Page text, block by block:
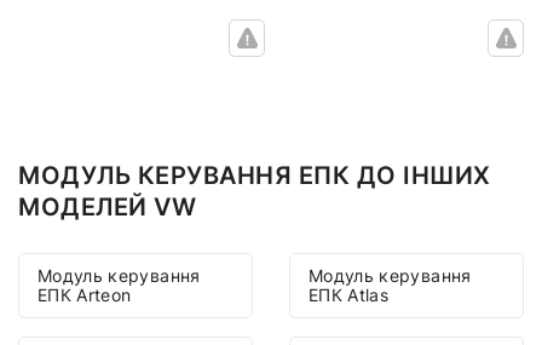
МОДУЛЬ КЕРУВАННЯ ЕПК ДО ІНШИХ
МОДЕЛЕЙ VW
Модуль керування
ЕПК Arteon
Модуль керування
ЕПК Atlas